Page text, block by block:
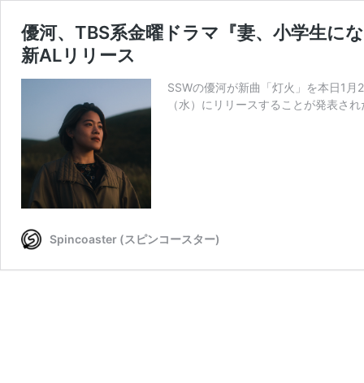
優河、TBS系金曜ドラマ『妻、小学生
新ALリリース
SSWの優河が新曲「灯火」を本日1
（水）にリリースすることが発表さ
Spincoaster (スピンコースター)